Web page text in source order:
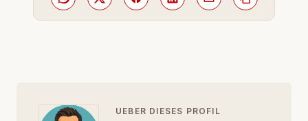
UEBER DIESES PROFIL